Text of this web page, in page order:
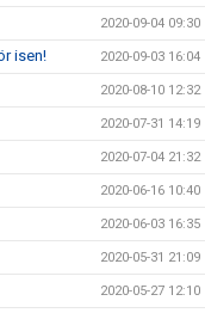
2020-09-04 09:30
isen! 2020-09-03 16:04
2020-08-10 12:32
2020-07-31 14:19
2020-07-04 21:32
2020-06-16 10:40
2020-06-03 16:35
2020-05-31 21:09
2020-05-27 12:10